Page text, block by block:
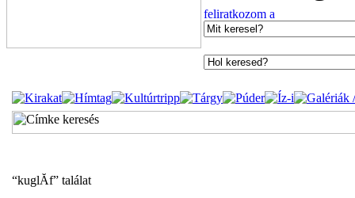
“kuglĂf” találat